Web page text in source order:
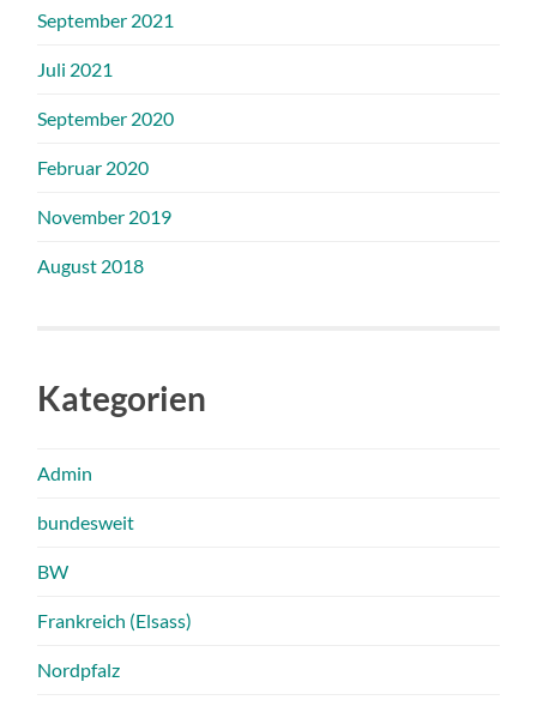
September 2021
Juli 2021
September 2020
Februar 2020
November 2019
August 2018
Kategorien
Admin
bundesweit
BW
Frankreich (Elsass)
Nordpfalz